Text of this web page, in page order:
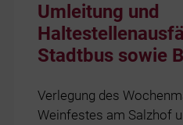
Umleitung und
Stadtbus sowie
Verlegung des
Weinfestes am Salzhof